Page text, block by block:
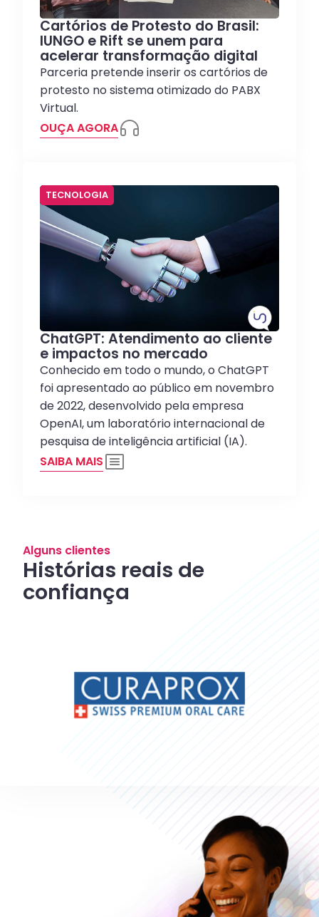
Cartórios de Protesto do Brasil:
IUNGO e Rift se unem para
acelerar transformação digital
Parceria pretende inserir os cartórios de
protesto no sistema otimizado do PABX
Virtual.
OUÇA AGORA
TECNOLOGIA
ChatGPT: Atendimento ao cliente
e impactos no mercado
Conhecido em todo o mundo, o ChatGPT
foi apresentado ao público em novembro
de 2022, desenvolvido pela empresa
OpenAI, um laboratório internacional de
pesquisa de inteligência artificial (IA).
SAIBA MAIS
Alguns clientes
Histórias reais de
confiança